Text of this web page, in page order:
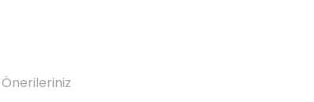
Önerileriniz